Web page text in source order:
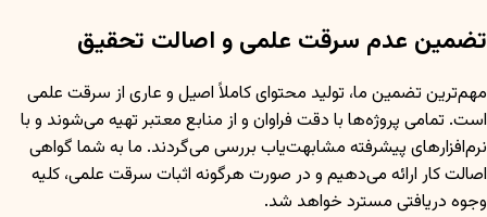
تضمین عدم سرقت علمی و اصالت تحقیق
مهم‌ترین تضمین ما، تولید محتوای کاملاً اصیل و عاری از سرقت علمی
است. تمامی پروژه‌ها با دقت فراوان و از منابع معتبر تهیه می‌شوند و با
نرم‌افزارهای پیشرفته مشابهت‌یاب بررسی می‌گردند. ما به شما گواهی
اصالت کار ارائه می‌دهیم و در صورت هرگونه اثبات سرقت علمی، کلیه
وجوه دریافتی مسترد خواهد شد.